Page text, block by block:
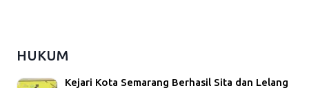
HUKUM
Kejari Kota Semarang Berhasil Sita dan Lelang